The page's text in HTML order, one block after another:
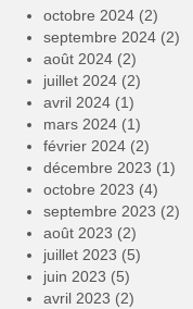
octobre 2024 (2)
septembre 2024 (2)
août 2024 (2)
juillet 2024 (2)
avril 2024 (1)
mars 2024 (1)
février 2024 (2)
décembre 2023 (1)
octobre 2023 (4)
septembre 2023 (2)
août 2023 (2)
juillet 2023 (5)
juin 2023 (5)
avril 2023 (2)